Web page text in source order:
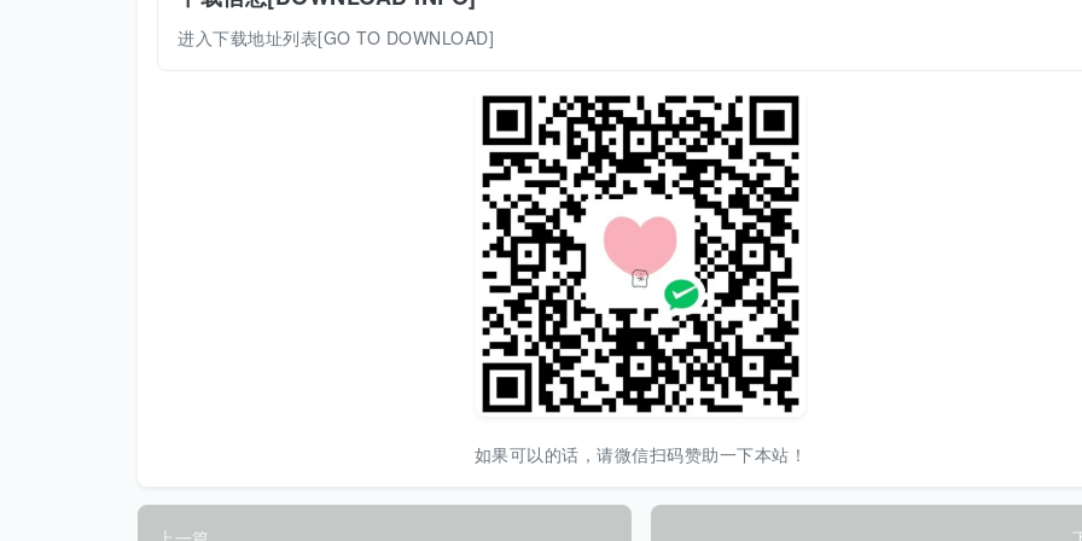
进入下载地址列表[GO TO DOWNLOAD]
如果可以的话，请微信扫码赞助一下本站！